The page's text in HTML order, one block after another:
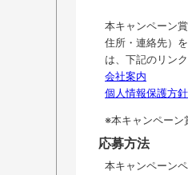
本キャンペーン
住所・連絡先）
は、下記のリン
会社案内
個人情報保護方針
※本キャンペーン
応募方法
本キャンペーン